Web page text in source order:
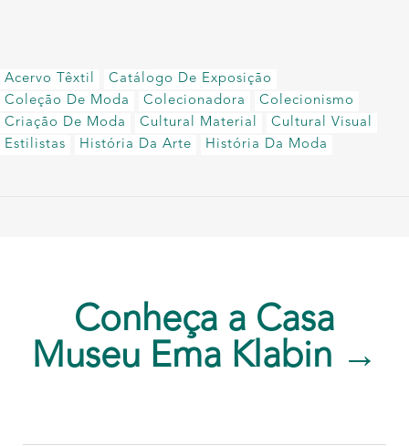
Acervo Têxtil
Catálogo De Exposição
Coleção De Moda
Colecionadora
Colecionismo
Criação De Moda
Cultural Material
Cultural Visual
Estilistas
História Da Arte História Da Moda
Conheça a Casa
Museu Ema Klabin →